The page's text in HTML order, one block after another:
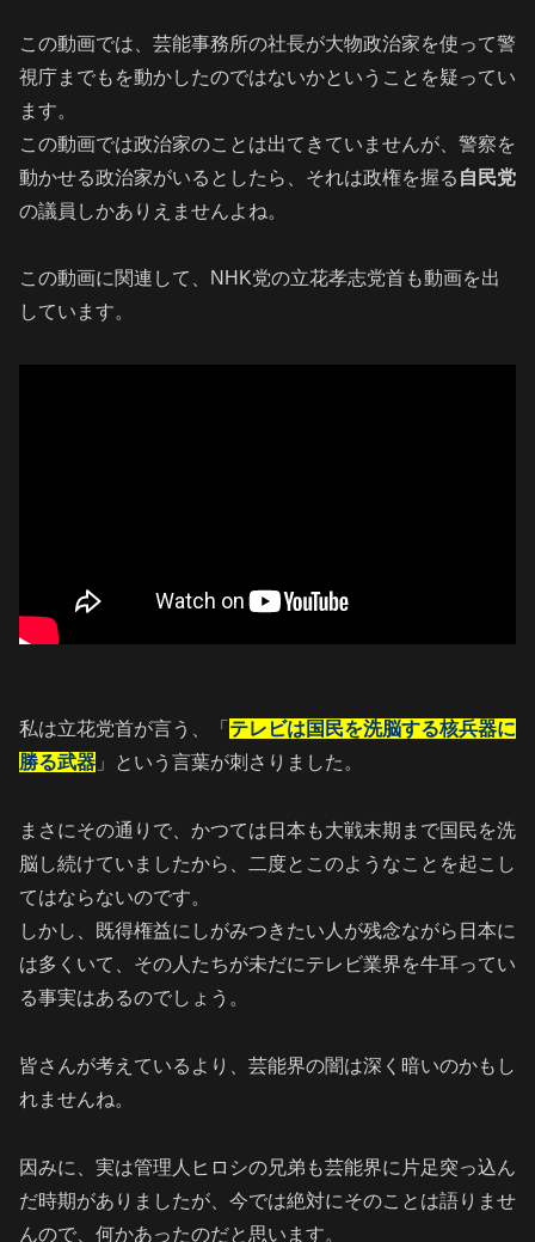
この動画では、芸能事務所の社長が大物政治家を使って警
視庁までもを動かしたのではないかということを疑ってい
ます。
この動画では政治家のことは出てきていませんが、警察を
動かせる政治家がいるとしたら、それは政権を握る 自民党
の議員しかありえませんよね。
この動画に関連して、NHK党の立花孝志党首も動画を出
しています。
私は立花党首が言う、「 テレビは国民を洗脳する核兵器に
勝る武器 」という言葉が刺さりました。
まさにその通りで、かつては日本も大戦末期まで国民を洗
脳し続けていましたから、二度とこのようなことを起こし
てはならないのです。
しかし、既得権益にしがみつきたい人が残念ながら日本に
は多くいて、その人たちが未だにテレビ業界を牛耳ってい
る事実はあるのでしょう。
皆さんが考えているより、芸能界の闇は深く暗いのかもし
れませんね。
因みに、実は管理人ヒロシの兄弟も芸能界に片足突っ込ん
だ時期がありましたが、今では絶対にそのことは語りませ
んので、何かあったのだと思います。